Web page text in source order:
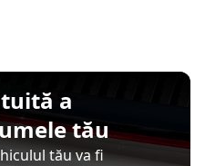
a
tău
tău va fi